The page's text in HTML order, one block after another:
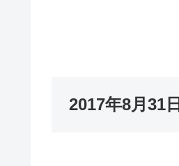
2017年8月31日